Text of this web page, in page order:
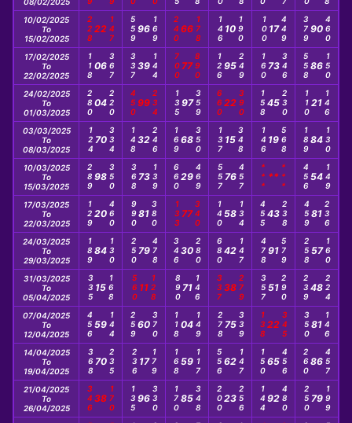
10/02/2025
To
15/02/2025
228 22 147 559 96 169 240 66 178 146 10 190 100 17449 379 90 460
17/02/2025
To
22/02/2025
118 06 367 337 39 144 700 77890 126 95 249 160 73346 558 86 150
24/02/2025
To
01/03/2025
280 04 220 450 99 234 135 97359 66022 390 158 45 230 110 21 146
03/03/2025
To
08/03/2025
124 70334 148 32 246 16968 350 137 15 348 146 19 568 189 84 130
10/03/2025
To
15/03/2025
289 98 350 368 73139 66029 469 557 76457 *** ** *** 456 54 149
17/03/2025
To
22/03/2025
129 20 460 99081 380 133 77340 140 58 134 455 43 238 459 81 236
24/03/2025
To
29/03/2025
189 84 130 250 79478 346 30 280 680 42 147 478 91 579 258 57160
31/03/2025
To
05/04/2025
335 15 168 560 11 128 890 71146 337 38 279 357 51 290 239 48 224
07/04/2025
To
12/04/2025
456 59 144 259 60 370 118 04 149 278 75339 138 22 345 350 81 146
14/04/2025
To
19/04/2025
368 70235 236 17179 16859 117 556 62 147 150 65 456 26086 457
21/04/2025
To
26/04/2025
346 38 170 135 96 330 170 85 348 20023 256 144 92 480 250 79199